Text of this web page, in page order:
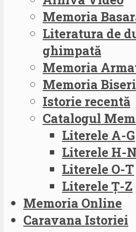
Memoria
Literatura de
ghimpată
Memoria
Memoria
Istorie recentă
Catalogul
Literele A-G
Literele H-N
Literele O-T
Literele Ț-Z
Memoria Online
Caravana Istoriei